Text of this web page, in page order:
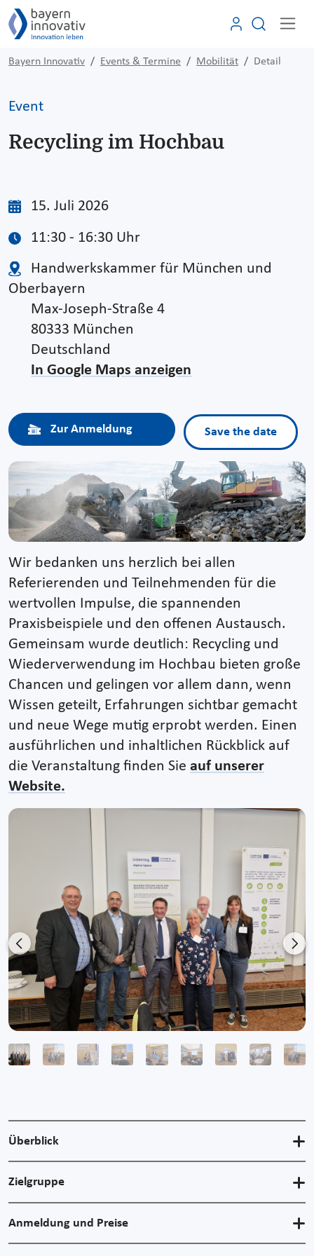
Bayern Innovativ Events & Termine Mobilität Detail
Event
Recycling im Hochbau
15. Juli 2026
11:30 - 16:30 Uhr
Handwerkskammer für München und
Oberbayern
Max-Joseph-Straße 4
80333 München
Deutschland
In Google Maps anzeigen
Zur Anmeldung Save the date
Wir bedanken uns herzlich bei allen
Referierenden und Teilnehmenden für die
wertvollen Impulse, die spannenden
Praxisbeispiele und den offenen Austausch.
Gemeinsam wurde deutlich: Recycling und
Wiederverwendung im Hochbau bieten große
Chancen und gelingen vor allem dann, wenn
Wissen geteilt, Erfahrungen sichtbar gemacht
und neue Wege mutig erprobt werden. Einen
ausführlichen und inhaltlichen Rückblick auf
die Veranstaltung finden Sie auf unserer
Website.
Previous
Überblick
Zielgruppe
Anmeldung und Preise